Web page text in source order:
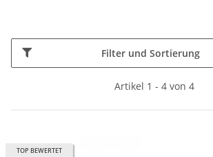
Filter und Sortierung
Artikel 1 - 4 von 4
TOP BEWERTET